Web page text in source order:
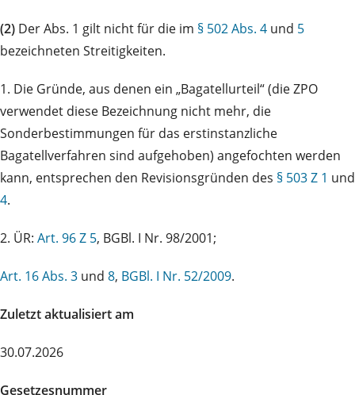
(2) Der Abs. 1 gilt nicht für die im § 502 Abs. 4 und 5
bezeichneten Streitigkeiten.
1. Die Gründe, aus denen ein „Bagatellurteil“ (die ZPO
verwendet diese Bezeichnung nicht mehr, die
Sonderbestimmungen für das erstinstanzliche
Bagatellverfahren sind aufgehoben) angefochten werden
kann, entsprechen den Revisionsgründen des § 503 Z 1 und
4.
2. ÜR: Art. 96 Z 5, BGBl. I Nr. 98/2001;
Art. 16 Abs. 3 und 8, BGBl. I Nr. 52/2009.
Zuletzt aktualisiert am
30.07.2026
Gesetzesnummer